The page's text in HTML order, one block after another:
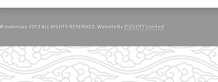
© masteryau 2013 ALL RIGHTS RESERVED. Website By ZIZSOFT Limited